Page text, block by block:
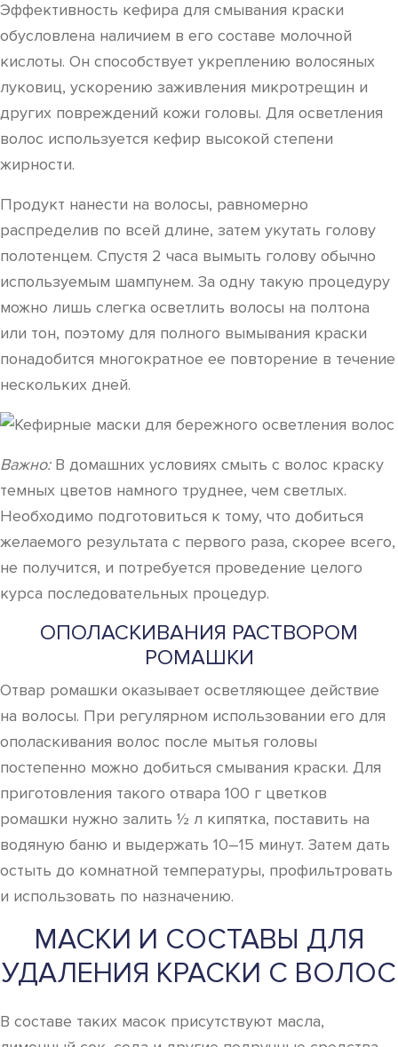
Эффективность кефира для смывания краски
обусловлена наличием в его составе молочной
кислоты. Он способствует укреплению волосяных
луковиц, ускорению заживления микротрещин и
других повреждений кожи головы. Для осветления
волос используется кефир высокой степени
жирности.
Продукт нанести на волосы, равномерно
распределив по всей длине, затем укутать голову
полотенцем. Спустя 2 часа вымыть голову обычно
используемым шампунем. За одну такую процедуру
можно лишь слегка осветлить волосы на полтона
или тон, поэтому для полного вымывания краски
понадобится многократное ее повторение в течение
нескольких дней.
Важно:В домашних условиях смыть с волос краску
темных цветов намного труднее, чем светлых.
Необходимо подготовиться к тому, что добиться
желаемого результата с первого раза, скорее всего,
не получится, и потребуется проведение целого
курса последовательных процедур.
ОПОЛАСКИВАНИЯ РАСТВОРОМ
РОМАШКИ
Отвар ромашки оказывает осветляющее действие
на волосы. При регулярном использовании его для
ополаскивания волос после мытья головы
постепенно можно добиться смывания краски. Для
приготовления такого отвара 100 г цветков
ромашки нужно залить ½ л кипятка, поставить на
водяную баню и выдержать 10–15 минут. Затем дать
остыть до комнатной температуры, профильтровать
и использовать по назначению.
МАСКИ И СОСТАВЫ ДЛЯ
УДАЛЕНИЯ КРАСКИ С ВОЛОС
В составе таких масок присутствуют масла,